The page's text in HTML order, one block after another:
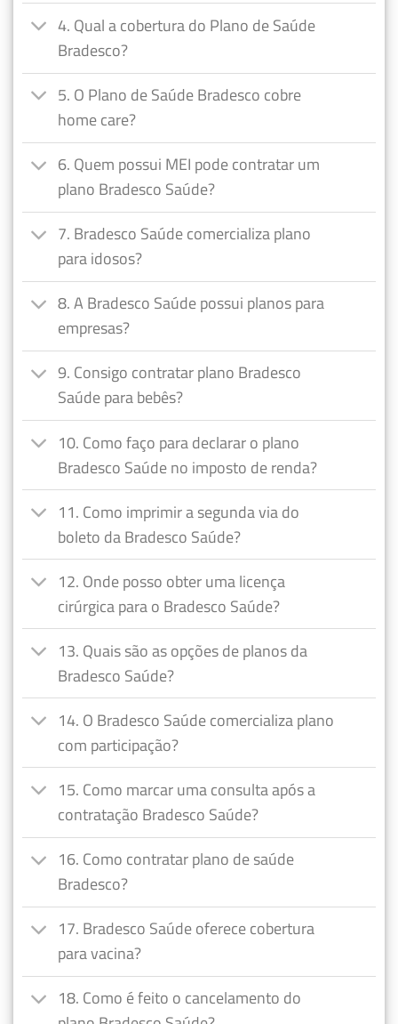
4. Qual a cobertura do Plano de Saúde
Bradesco?
5. O Plano de Saúde Bradesco cobre
home care?
6. Quem possui MEI pode contratar um
plano Bradesco Saúde?
7. Bradesco Saúde comercializa plano
para idosos?
8. A Bradesco Saúde possui planos para
empresas?
9. Consigo contratar plano Bradesco
Saúde para bebês?
10. Como faço para declarar o plano
Bradesco Saúde no imposto de renda?
11. Como imprimir a segunda via do
boleto da Bradesco Saúde?
12. Onde posso obter uma licença
cirúrgica para o Bradesco Saúde?
13. Quais são as opções de planos da
Bradesco Saúde?
14. O Bradesco Saúde comercializa plano
com participação?
15. Como marcar uma consulta após a
contratação Bradesco Saúde?
16. Como contratar plano de saúde
Bradesco?
17. Bradesco Saúde oferece cobertura
para vacina?
18. Como é feito o cancelamento do